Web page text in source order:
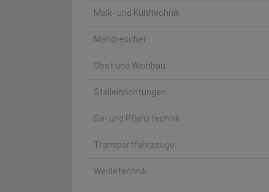
Melk- und Kühltechnik
Mähdrescher
Obst und Weinbau
Stalleinrichtungen
Sä- und Pflanztechnik
Transportfahrzeuge
Weidetechnik